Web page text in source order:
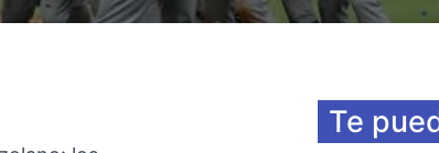
Te